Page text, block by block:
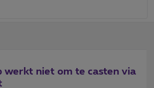
werkt niet om te casten via